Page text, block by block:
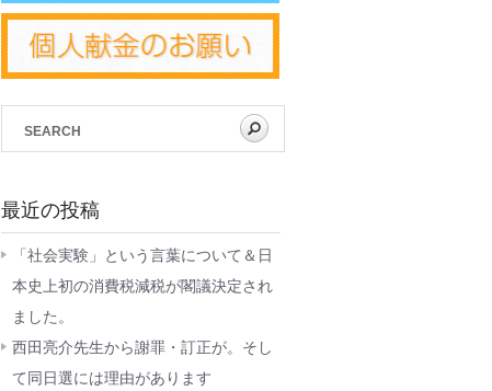
最近の投稿
「社会実験」という言葉について＆日
本史上初の消費税減税が閣議決定され
ました。
西田亮介先生から謝罪・訂正が。そし
て同日選には理由があります